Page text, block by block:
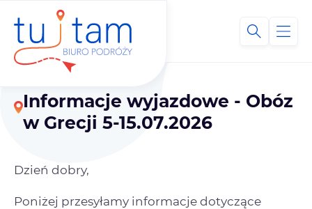
Informacje wyjazdowe - Obóz
w Grecji 5-15.07.2026
Dzień dobry,
Poniżej przesyłamy informacje dotyczące